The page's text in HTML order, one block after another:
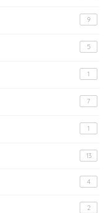
9
5
1
7
1
13
4
2